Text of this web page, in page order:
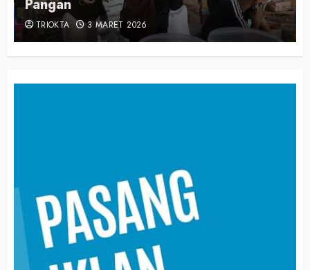
Pangan
TRIOKTA 3 MARET 2026